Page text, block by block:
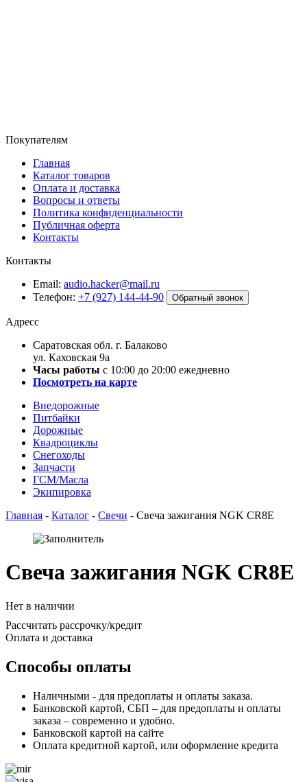
Покупателям
Главная
Каталог товаров
Оплата и доставка
Вопросы и ответы
Политика конфиденциальности
Публичная оферта
Контакты
Контакты
Email: audio.hacker@mail.ru
Телефон: +7 (927) 144-44-90 Обратный звонок
Адресс
Саратовская обл. г. Балаково
ул. Каховская 9а
Часы работы с 10:00 до 20:00 ежедневно
Посмотреть на карте
Внедорожные
Питбайки
Дорожные
Квадроциклы
Снегоходы
Запчасти
ГСМ/Масла
Экипировка
Главная - Каталог - Свечи - Свеча зажигания NGK CR8E
Свеча зажигания NGK CR8E
Нет в наличии
Рассчитать рассрочку/кредит
Оплата и доставка
Способы оплаты
Наличными - для предоплаты и оплаты заказа.
Банковской картой, СБП – для предоплаты и оплаты
заказа – современно и удобно.
Банковской картой на сайте
Оплата кредитной картой, или оформление кредита